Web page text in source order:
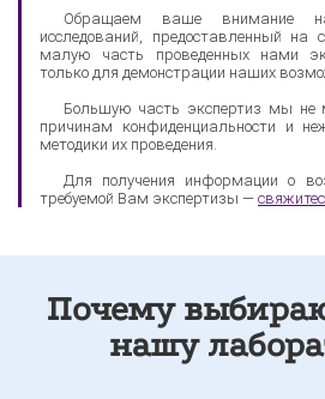
Обращаем ваше внимание
исследований, предоставленный на
малую часть проведенных нами
только для демонстрации наших
Большую часть экспертиз мы не
причинам конфиденциальности и
методики их проведения.
Для получения информации о
требуемой Вам экспертизы —
Почему
нашу